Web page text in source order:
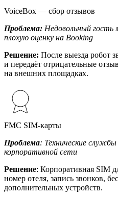
VoiceBox — сбор отзывов
Проблема: Недовольный гость
плохую оценку на Booking
Решение: После выезда робот
и передаёт отрицательные
на внешних площадках.
FMC SIM-карты
Проблема: Технические
корпоративной сети
Решение: Корпоративная SIM
номер отеля, запись звонков,
дополнительных устройств.